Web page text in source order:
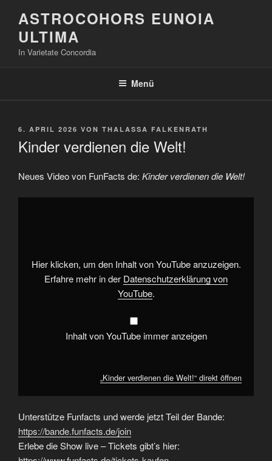
Inhalt
springen
ASTROCOHORS EUNOIA
ULTIMA
In Varietate Concordia
Menü
VERÖFFENTLICHT
6. APRIL 2026 VON THALASSA FALKENRATH
Kinder verdienen die Welt!
Neues Video von FunFacts de: Kinder verdienen die Welt!
„Kinder
Hier klicken, um den Inhalt von YouTube anzuzeigen.
Erfahre mehr in der Datenschutzerklärung von
YouTube.
Inhalt von YouTube immer anzeigen
„Kinder verdienen die Welt!“ direkt öffnen
Unterstütze Funfacts und werde jetzt Teil der Bande:
https://bande.funfacts.de/join
Erlebe die Show live – Tickets gibt’s hier: